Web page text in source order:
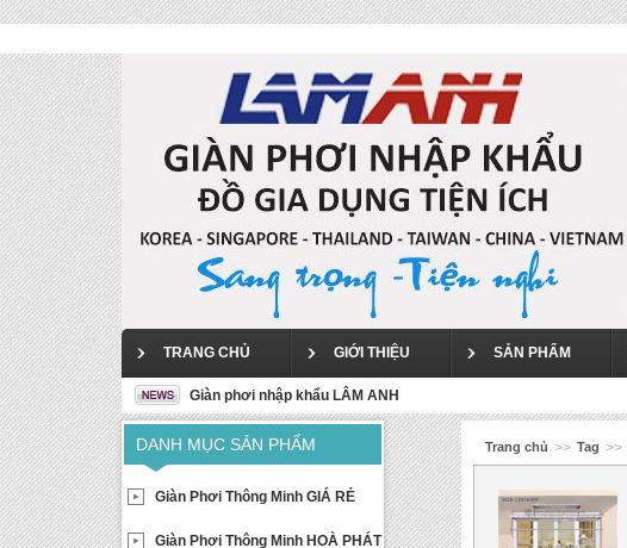
TRANG CHỦ
GIỚI THIỆU SẢN PHẨM
Giàn phơi nhập khẩu LÂM ANH
DANH MỤC SẢN PHẨM
Giàn Phơi Thông Minh GIÁ RẺ
Giàn Phơi Thông Minh HOÀ PHÁT
Trang chủ >> Tag >>